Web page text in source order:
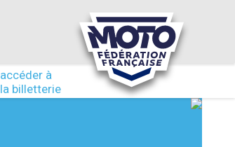
accéder à
la billetterie
NEVERS MAGNY-COURS (58)
du 24/09/2026 au 27/09/2026